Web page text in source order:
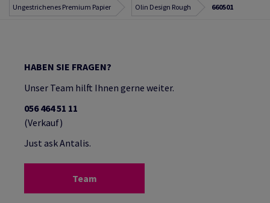
Ungestrichenes Premium Papier Olin Design Rough 660501
HABEN SIE FRAGEN?
Unser Team hilft Ihnen gerne weiter.
056 464 51 11
(Verkauf)
Just ask Antalis.
Team